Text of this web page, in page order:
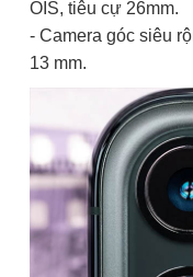
OIS, tiêu cự 26mm.
- Camera góc siêu
13 mm.